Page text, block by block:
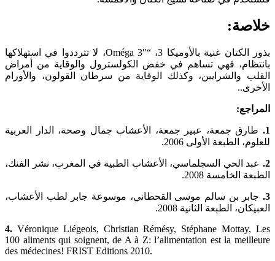
بذور الكتان غنية بالأوميكا 3، “Oméga 3″، لا تترددوا في استهلاكها
فهي تساهم في خفض الكولسترول والوقاية من أمراض
والشرايين، وكذلك الوقاية من سرطان القولون، والأورام
جمعة، عبير جمعة، الأعشاب جمال وصحة، الدار العربية
الطبعة الأولى 2006.
الحي السجلماسي، الأعشاب الطبية في المغرب، نشر الفنك،
الخامسة 2008.
بن سالم موسى القحطاني، موسوعة جابر لطب الأعشاب،
الطبعة الثانية 2008.
4.Véronique Liégeois, Christian Rémésy, Stéphane
100 aliments qui soignent, de A à Z: l’alimentation est la
des médecines! FRIST Editions 2010.